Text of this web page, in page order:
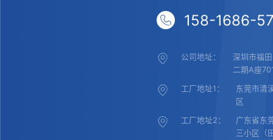
158-1686-
公司地址：
深圳市福
二期A座
工厂地址1：
东莞市清
区
工厂地址2：
广东省东
三小区（